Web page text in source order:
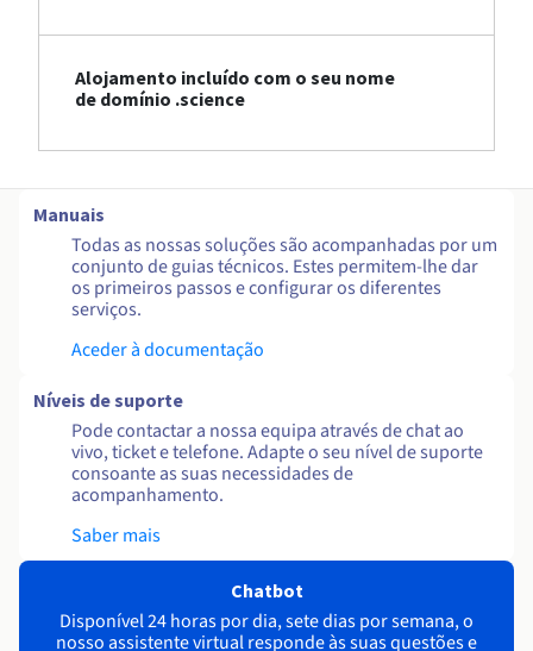
Alojamento incluído com o seu nome
de domínio .science
Manuais
Todas as nossas soluções são acompanhadas por um
conjunto de guias técnicos. Estes permitem-lhe dar
os primeiros passos e configurar os diferentes
serviços.
Aceder à documentação
Níveis de suporte
Pode contactar a nossa equipa através de chat ao
vivo, ticket e telefone. Adapte o seu nível de suporte
consoante as suas necessidades de
acompanhamento.
Saber mais
Chatbot
Disponível 24 horas por dia, sete dias por semana, o
nosso assistente virtual responde às suas questões e